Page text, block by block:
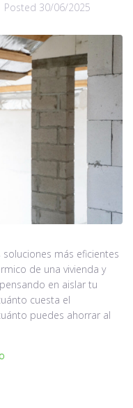
Posted 30/06/2025
más eficientes
de una vivienda y
en aislar tu
cuesta el
puedes ahorrar al